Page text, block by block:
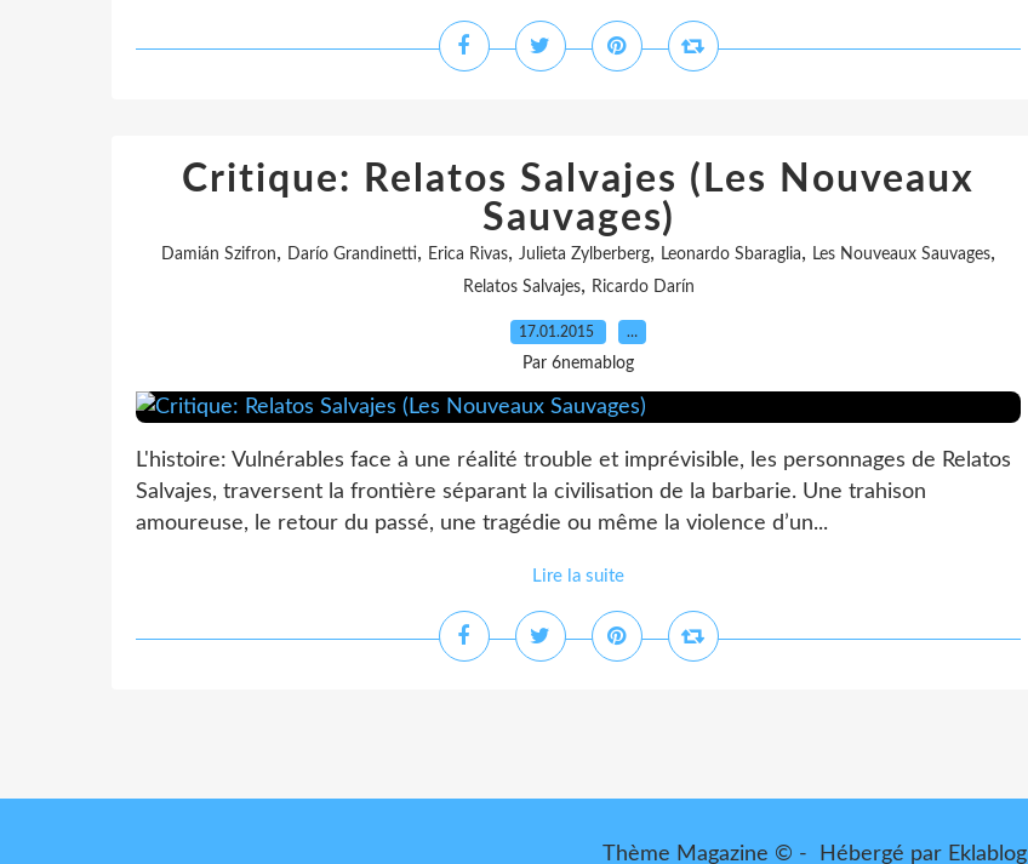
Critique: Relatos Salvajes (Les Nouveaux
Sauvages)
Damián Szifron, Darío Grandinetti, Erica Rivas, Julieta Zylberberg, Leonardo Sbaraglia, Les Nouveaux Sauvages,
Relatos Salvajes, Ricardo Darín
17.01.2015 …
Par 6nemablog
L'histoire: Vulnérables face à une réalité trouble et imprévisible, les personnages de Relatos
Salvajes, traversent la frontière séparant la civilisation de la barbarie. Une trahison
amoureuse, le retour du passé, une tragédie ou même la violence d’un...
Lire la suite
Thème Magazine © - Hébergé par Eklablog